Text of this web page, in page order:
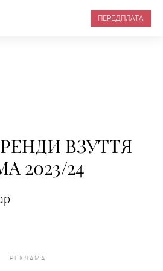
ПЕРЕДПЛАТА
ВЗУТТЯ
2023/24
РЕКЛАМА